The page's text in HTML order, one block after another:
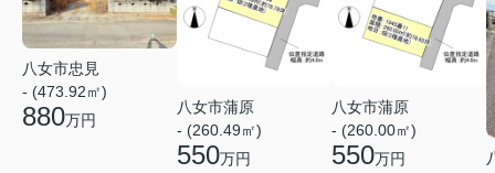
八女市忠見
- (473.92㎡)
880万円
八女市蒲原
- (260.49㎡)
550万円
八女市蒲原
- (260.00㎡)
550万円